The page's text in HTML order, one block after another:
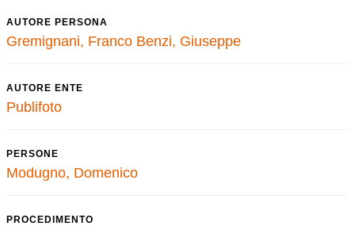
AUTORE PERSONA
Gremignani, Franco Benzi, Giuseppe
AUTORE ENTE
Publifoto
PERSONE
Modugno, Domenico
PROCEDIMENTO